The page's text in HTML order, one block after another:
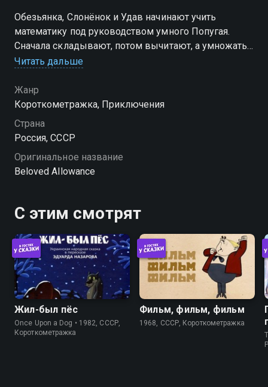
Обезьянка, Слонёнок и Удав начинают учить
математику под руководством умного Попугая.
Сначала складывают, потом вычитают, а умножать
и делить будут завтра, потому что наглядное
при вычитании…
Читать дальше
Жанр
Короткометражка, Приключения
Страна
Россия, СССР
Оригинальное название
Beloved Allowance
С этим смотрят
Жил-был пёс
Once Upon a Dog • 1982, СССР,
Короткометражка
Фильм, фильм, фильм
1968, СССР, Короткометражка